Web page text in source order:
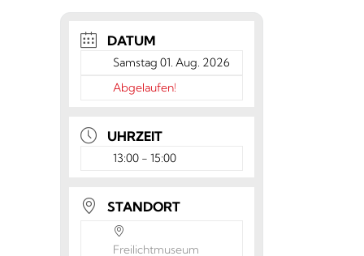
DATUM
Samstag 01. Aug. 2026
Abgelaufen!
UHRZEIT
13:00 - 15:00
STANDORT
Freilichtmuseum